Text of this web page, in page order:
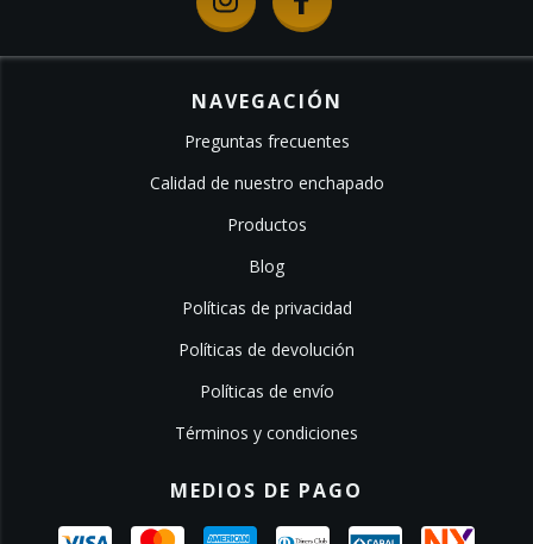
NAVEGACIÓN
Preguntas frecuentes
Calidad de nuestro enchapado
Productos
Blog
Políticas de privacidad
Políticas de devolución
Políticas de envío
Términos y condiciones
MEDIOS DE PAGO